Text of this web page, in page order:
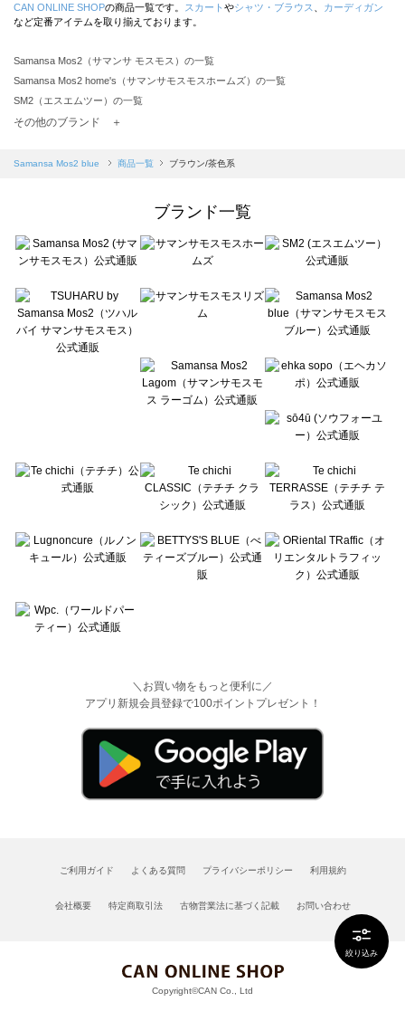
絞り込み
CAN ONLINE SHOPの商品一覧です。 スカート やシャツ・ブラウス
カーディガン
など定番アイテムを取り揃えております。
Samansa Mos2（サマンサ モスモス）の一覧
Samansa Mos2 home's（サマンサモスモスホームズ）の一覧
SM2（エスエムツー）の一覧
TSUHARU by Samansa Mos2（ツハルバイサマンサモスモス）の一覧
Samansa Mos2 blue（サマンサモスモス ブルー）の一覧
Te chichi（テチチ）の一覧
Te chichi CLASSIC（テチチ クラシック）の一覧
Lugnoncure（ルノンキュール）の一覧
BETTY'S BLUE（べティーズブルー）の一覧
Wpc.（ワールドパーティー）の一覧
その他のブランド ＋
Samansa Mos2 blue 商品一覧 ブラウン/茶色系
ブランド一覧
＼お買い物をもっと便利に／
アプリ新規会員登録で100ポイントプレゼント！
ご利用ガイド よくある質問 プライバシーポリシー 利用規約
会社概要 特定商取引法 古物営業法に基づく記載 お問い合わせ
Copyright©CAN Co., Ltd